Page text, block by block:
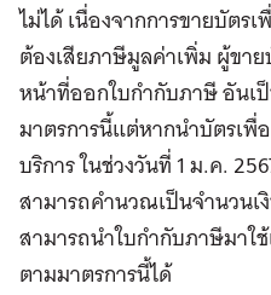
ไม่ได้ เนื่องจากการขายบัตร
ต้องเสียภาษีมูลค่าเพิ่ม ผู้ขา
หน้าที่ออกใบกำกับภาษี อันเ
มาตรการนี้แต่หากนำบัตรเพื่
บริการ ในช่วงวันที่ 1 ม.ค.
สามารถคำนวณเป็นจำนวน
สามารถนำใบกำกับภาษีมาใ
ตามมาตรการนี้ได้